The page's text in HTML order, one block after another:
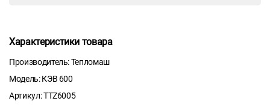
Характеристики товара
Производитель: Тепломаш
Модель: КЭВ 600
Артикул: TTZ6005